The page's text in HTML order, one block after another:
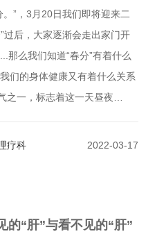
”，3月20日我们即将迎来二
过后，大家逐渐会走出家门开
那么我们知道“春分”有着什么
们的身体健康又有着什么关系
之一，标志着这一天昼夜…
2022-03-17
疗科
的“肝”与看不见的“肝”